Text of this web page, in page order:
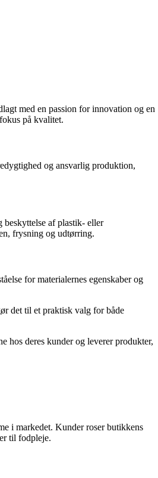
med en passion for innovation og en
på kvalitet.
og ansvarlig produktion,
beskyttelse af plastik- eller
frysning og udtørring.
for materialernes egenskaber og
det til et praktisk valg for både
hos deres kunder og leverer produkter,
i markedet. Kunder roser butikkens
til fodpleje.